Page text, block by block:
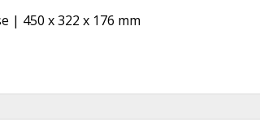
| 450 x 322 x 176 mm